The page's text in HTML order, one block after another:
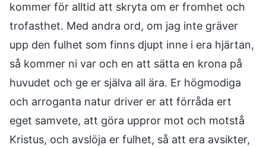
kommer för alltid att skryta om er fromhet och
trofasthet. Med andra ord, om jag inte gräver
upp den fulhet som finns djupt inne i era hjärtan,
så kommer ni var och en att sätta en krona på
huvudet och ge er själva all ära. Er högmodiga
och arroganta natur driver er att förråda ert
eget samvete, att göra uppror mot och motstå
Kristus, och avslöja er fulhet, så att era avsikter,